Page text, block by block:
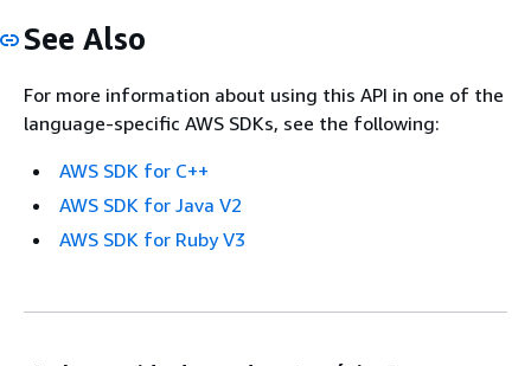
See Also
For more information about using this API in one of the
language-specific AWS SDKs, see the following:
AWS SDK for C++
AWS SDK for Java V2
AWS SDK for Ruby V3